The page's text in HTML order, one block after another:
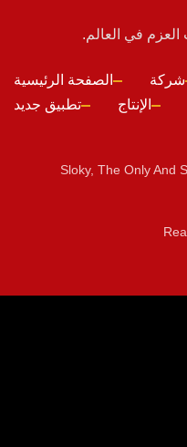
الصفحة الرئيسية
تطبيق جديد
الإنتاج
Sloky, The Only